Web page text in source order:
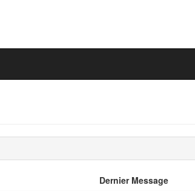
Dernier Message